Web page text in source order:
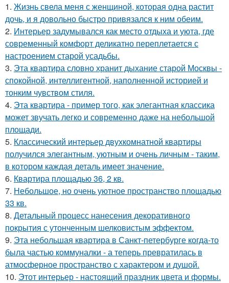
1. Жизнь свела меня с женщиной, которая одна растит
дочь, и я довольно быстро привязался к ним обеим.
2. Интерьер задумывался как место отдыха и уюта, где
современный комфорт деликатно переплетается с
настроением старой усадьбы.
3. Эта квартира словно хранит дыхание старой Москвы -
спокойной, интеллигентной, наполненной историей и
тонким чувством стиля.
4. Эта квартира - пример того, как элегантная классика
может звучать легко и современно даже на небольшой
площади.
5. Классический интерьер двухкомнатной квартиры
получился элегантным, уютным и очень личным - таким,
в котором каждая деталь имеет значение.
6. Квартира площадью 36, 2 кв.
7. Небольшое, но очень уютное пространство площадью
33 кв.
8. Детальный процесс нанесения декоративного
покрытия с утонченным шелковистым эффектом.
9. Эта небольшая квартира в Санкт-петербурге когда-то
была частью коммуналки - а теперь превратилась в
атмосферное пространство с характером и душой.
10. Этот интерьер - настоящий праздник цвета и формы.